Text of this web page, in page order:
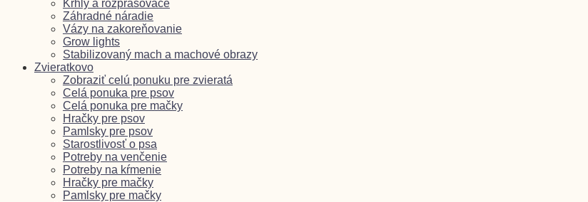
Krhly a rozprašovače
Záhradné náradie
Vázy na zakoreňovanie
Grow lights
Stabilizovaný mach a machové obrazy
Zvieratkovo
Zobraziť celú ponuku pre zvieratá
Celá ponuka pre psov
Celá ponuka pre mačky
Hračky pre psov
Pamlsky pre psov
Starostlivosť o psa
Potreby na venčenie
Potreby na kŕmenie
Hračky pre mačky
Pamlsky pre mačky